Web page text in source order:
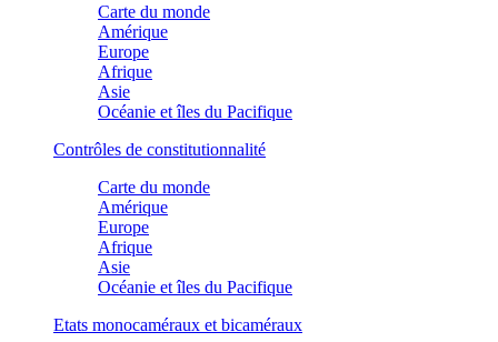
Carte du monde
Amérique
Europe
Afrique
Asie
Océanie et îles du Pacifique
Contrôles de constitutionnalité
Carte du monde
Amérique
Europe
Afrique
Asie
Océanie et îles du Pacifique
Etats monocaméraux et bicaméraux